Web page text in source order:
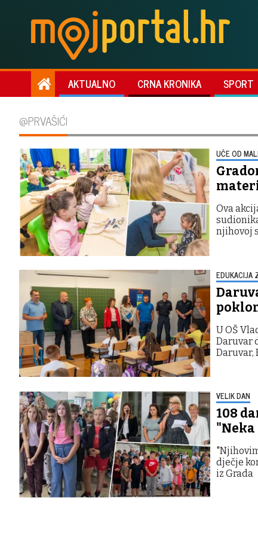
AKTUALNO CRNA KRONIKA SPORT
@PRVAŠIĆI
UČE OD
Ova
njihovoj
EDUKACIJA
U OŠ
Daruvar
Daruvar,
VELIK DAN
108
dječje
iz Grada